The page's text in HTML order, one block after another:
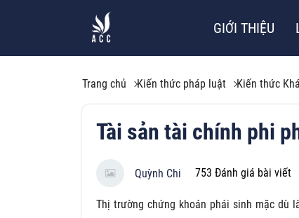
GIỚI THIỆU
Trang chủ Kiến thức pháp luật Kiến thức
Tài sản tài chính phi
Quỳnh Chi 753 Đánh giá bài viết
Thị trường chứng khoán phái sinh mặc